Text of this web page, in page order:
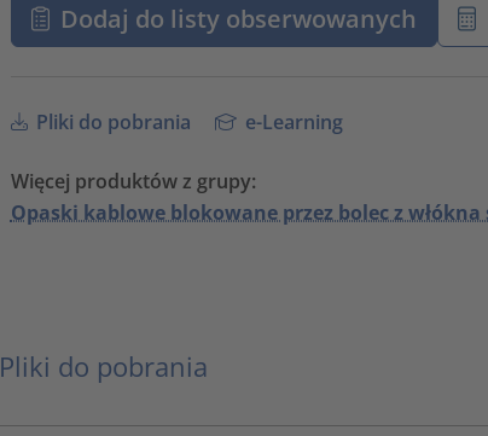
Dodaj do listy obserwowanych
Pliki do pobrania e-Learning
Więcej produktów z grupy:
Opaski kablowe blokowane przez bolec z włókna
Pliki do pobrania